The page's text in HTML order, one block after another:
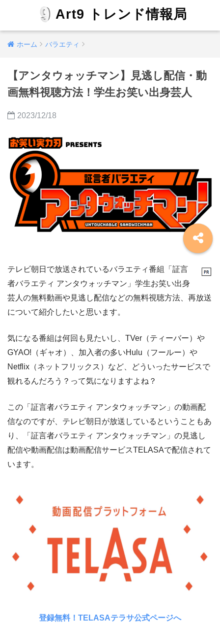
Art9 トレンド情報局
ホーム バラエティ
【アンタウォッチマン】見逃し配信・動
画無料視聴方法！学生お笑い出身芸人
2023/12/18
テレビ朝日で放送されているバラエティ番組「証言
者バラエティ アンタウォッチマン」学生お笑い出身
芸人の無料動画や見逃し配信などの無料視聴方法、再放送
について紹介したいと思います。
気になる番組は何回も見たいし、TVer（ティーバー）や
GYAO!（ギャオ）、加入者の多いHulu（フールー）や
Netflix（ネットフリックス）など、どういったサービスで
観れるんだろう？って気になりますよね？
この「証言者バラエティ アンタウォッチマン」の動画配
信なのですが、テレビ朝日が放送しているということもあ
り、「証言者バラエティ アンタウォッチマン」の見逃し
配信や動画配信は動画配信サービスTELASAで配信されて
います。
登録無料！TELASAテラサ公式ページへ